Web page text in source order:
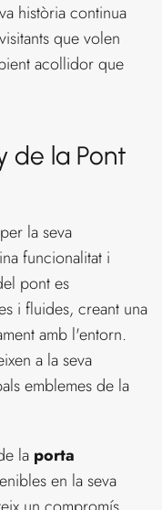
història continua
que volen
acollidor que
de la Pont
la seva
funcionalitat i
pont es
i fluides, creant una
amb l'entorn.
a la seva
emblemes de la
la porta
en la seva